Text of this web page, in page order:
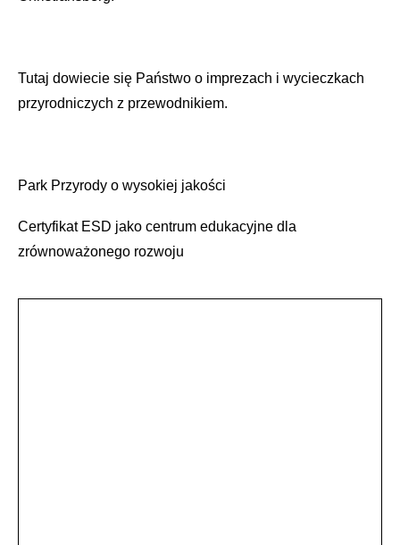
Tutaj dowiecie się Państwo o imprezach i wycieczkach
przyrodniczych z przewodnikiem.
Park Przyrody o wysokiej jakości
Certyfikat ESD jako centrum edukacyjne dla
zrównoważonego rozwoju